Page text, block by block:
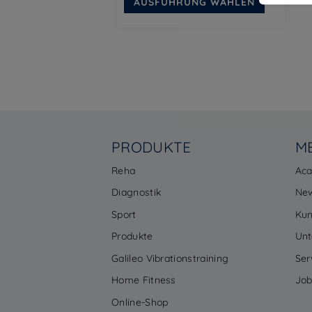
Produkt
gewählt
PRODUKTE
Reha
Diagnostik
Sport
Produkte
Galileo Vibrationstraining
Home Fitness
Online-Shop